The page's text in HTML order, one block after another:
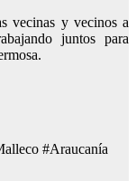
vecinas y vecinos a
juntos para
#Araucanía